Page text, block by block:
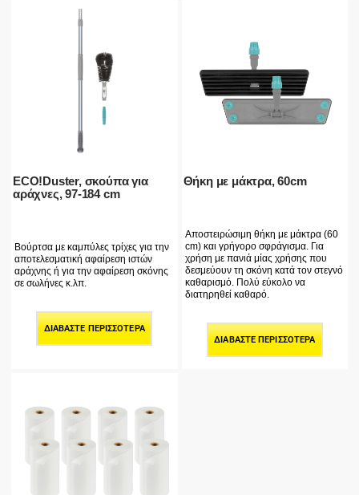
ECO!Duster, σκούπα για
αράχνες, 97-184 cm
Βούρτσα με καμπύλες τρίχες για την
αποτελεσματική αφαίρεση ιστών
αράχνης ή για την αφαίρεση σκόνης
σε σωλήνες κ.λπ.
ΔΙΑΒΆΣΤΕ ΠΕΡΙΣΣΌΤΕΡΑ
Θήκη με μάκτρα, 60cm
Αποστειρώσιμη θήκη με μάκτρα (60
cm) και γρήγορο σφράγισμα. Για
χρήση με πανιά μίας χρήσης που
δεσμεύουν τη σκόνη κατά τον στεγνό
καθαρισμό. Πολύ εύκολο να
διατηρηθεί καθαρό.
ΔΙΑΒΆΣΤΕ ΠΕΡΙΣΣΌΤΕΡΑ